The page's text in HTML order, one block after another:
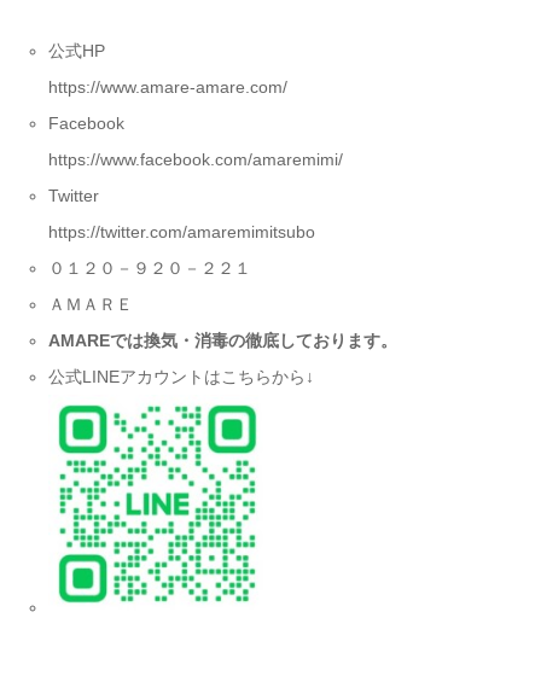
公式HP
https://www.amare-amare.com/
Facebook
https://www.facebook.com/amaremimi/
Twitter
https://twitter.com/amaremimitsubo
０１２０－９２０－２２１
ＡＭＡＲＥ
AMAREでは換気・消毒の徹底しております。
公式LINEアカウントはこちらから↓